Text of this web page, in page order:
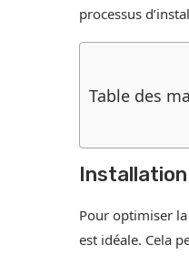
processus
Table des
Installation
Pour optimiser la
est idéale. Cela